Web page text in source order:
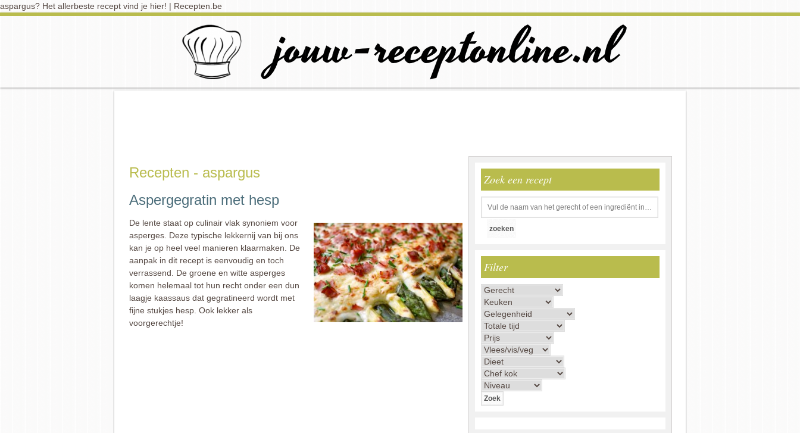
aspargus? Het allerbeste recept vind je hier! | Recepten.be
Recepten - aspargus
Aspergegratin met hesp
De lente staat op culinair vlak synoniem voor
asperges. Deze typische lekkernij van bij ons
kan je op heel veel manieren klaarmaken. De
aanpak in dit recept is eenvoudig en toch
verrassend. De groene en witte asperges
komen helemaal tot hun recht onder een dun
laagje kaassaus dat gegratineerd wordt met
fijne stukjes hesp. Ook lekker als
voorgerechtje!
Zoek een recept
Filter